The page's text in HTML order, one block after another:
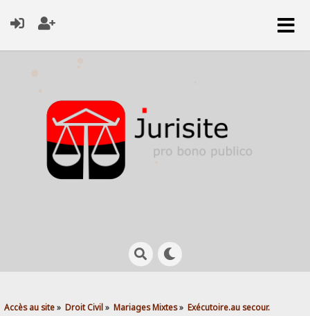
Accès au site» Droit Civil» Mariages Mixtes» Exécutoire.au secour.